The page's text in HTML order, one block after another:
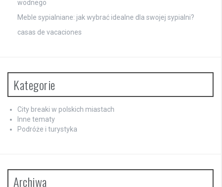
wodnego
Meble sypialniane: jak wybrać idealne dla swojej sypialni?
casas de vacaciones
Kategorie
City breaki w polskich miastach
Inne tematy
Podróże i turystyka
Archiwa